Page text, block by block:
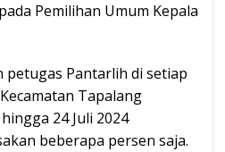
Pemilihan Umum Kepala
petugas Pantarlih di setiap
Tapalang
24 Juli 2024
beberapa persen saja.